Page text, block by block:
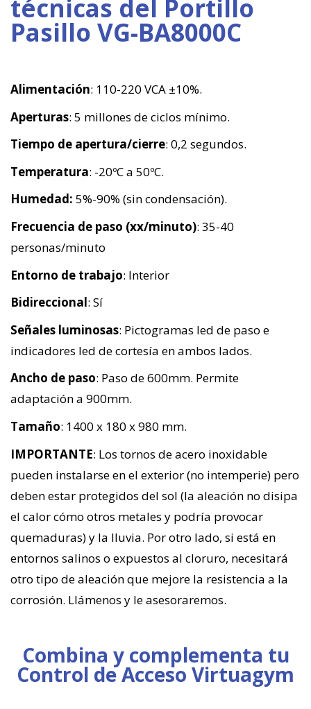
técnicas del Portillo
Pasillo VG-BA8000C
Alimentación: 110-220 VCA ±10%.
Aperturas: 5 millones de ciclos mínimo.
Tiempo de apertura/cierre: 0,2 segundos.
Temperatura: -20ºC a 50ºC.
Humedad: 5%-90% (sin condensación).
Frecuencia de paso (xx/minuto): 35-40
personas/minuto
Entorno de trabajo: Interior
Bidireccional: Sí
Señales luminosas: Pictogramas led de paso e
indicadores led de cortesía en ambos lados.
Ancho de paso: Paso de 600mm. Permite
adaptación a 900mm.
Tamaño: 1400 x 180 x 980 mm.
IMPORTANTE: Los tornos de acero inoxidable
pueden instalarse en el exterior (no intemperie) pero
deben estar protegidos del sol (la aleación no disipa
el calor cómo otros metales y podría provocar
quemaduras) y la lluvia. Por otro lado, si está en
entornos salinos o expuestos al cloruro, necesitará
otro tipo de aleación que mejore la resistencia a la
corrosión. Llámenos y le asesoraremos.
Combina y complementa tu
Control de Acceso Virtuagym